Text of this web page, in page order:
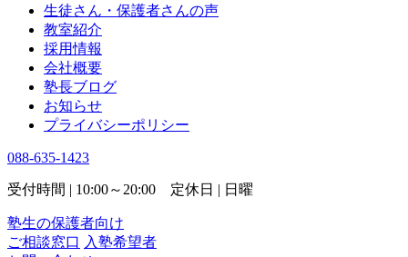
生徒さん・保護者さんの声
教室紹介
採用情報
会社概要
塾長ブログ
お知らせ
プライバシーポリシー
088-635-1423
受付時間 | 10:00～20:00 定休日 | 日曜
塾生の保護者向け
ご相談窓口 入塾希望者